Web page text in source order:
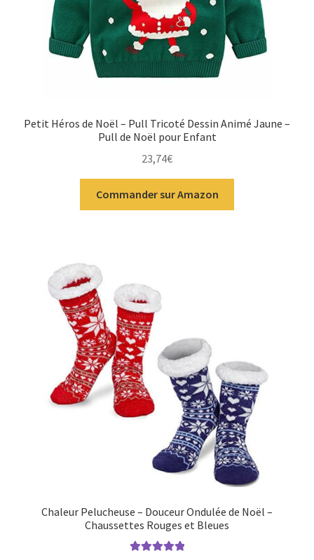
Petit Héros de Noël – Pull Tricoté Dessin Animé Jaune –
Pull de Noël pour Enfant
23,74€
Commander sur Amazon
Chaleur Pelucheuse – Douceur Ondulée de Noël –
Chaussettes Rouges et Bleues